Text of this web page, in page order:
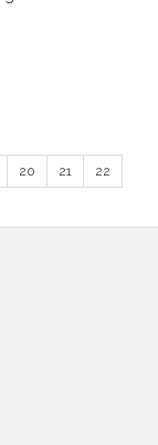
20 21 22